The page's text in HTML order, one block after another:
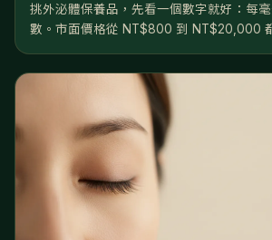
挑外泌體保養品，先看一個數字就好：每
數。市面價格從 NT$800 到 NT$20,000
本不在同一個檔次。產品大致分三級：日常